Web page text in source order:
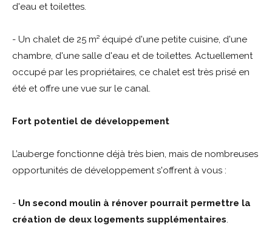
d'eau et toilettes.
- Un chalet de 25 m² équipé d'une petite cuisine, d'une
chambre, d'une salle d'eau et de toilettes. Actuellement
occupé par les propriétaires, ce chalet est très prisé en
été et offre une vue sur le canal.
Fort potentiel de développement
L’auberge fonctionne déjà très bien, mais de nombreuses
opportunités de développement s'offrent à vous :
- Un second moulin à rénover pourrait permettre la
création de deux logements supplémentaires